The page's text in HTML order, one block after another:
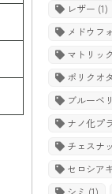
レザー (1)
メドウフ
マトリッ
ポリクオ
ブルーベ
ナノ化プ
チェスナ
セロシア
シミ (1)